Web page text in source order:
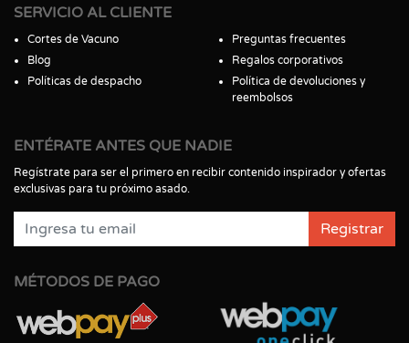
SERVICIO AL CLIENTE
Cortes de Vacuno
Blog
Políticas de despacho
Preguntas frecuentes
Regalos corporativos
Política de devoluciones y
reembolsos
ENTÉRATE ANTES QUE NADIE
Regístrate para ser el primero en recibir contenido inspirador y ofertas
exclusivas para tu próximo asado.
Registrar
MÉTODOS DE PAGO